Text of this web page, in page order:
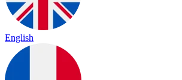
English